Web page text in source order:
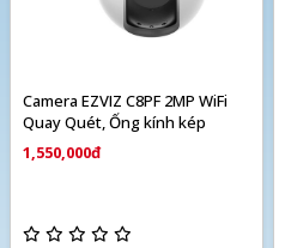
Camera EZVIZ C8PF 2MP WiFi
Quay Quét, Ống kính kép
1,550,000đ